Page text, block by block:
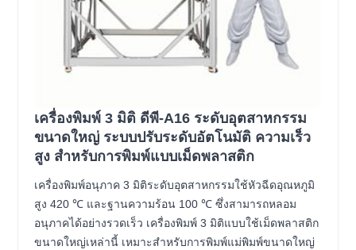
เครื่องพิมพ์ 3 มิติ ดีพี-A16 ระดับอุตสาหกรรม
ขนาดใหญ่ ระบบปรับระดับอัตโนมัติ ความเร็ว
สูง สำหรับการพิมพ์แบบเม็ดพลาสติก
เครื่องพิมพ์อนุภาค 3 มิติระดับอุตสาหกรรมใช้หัวฉีดอุณหภูมิ
สูง 420 ℃ และฐานความร้อน 100 ℃ ซึ่งสามารถหลอม
อนุภาคได้อย่างรวดเร็ว เครื่องพิมพ์ 3 มิติแบบใช้เม็ดพลาสติก
ขนาดใหญ่เหล่านี้ เหมาะสำหรับการพิมพ์แม่พิมพ์ขนาดใหญ่